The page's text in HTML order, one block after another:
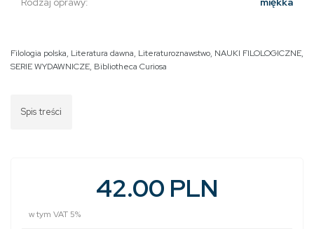
Filologia polska, Literatura dawna, Literaturoznawstwo, NAUKI FILOLOGICZNE,
SERIE WYDAWNICZE, Bibliotheca Curiosa
Spis treści
42.00 PLN
w tym VAT 5%